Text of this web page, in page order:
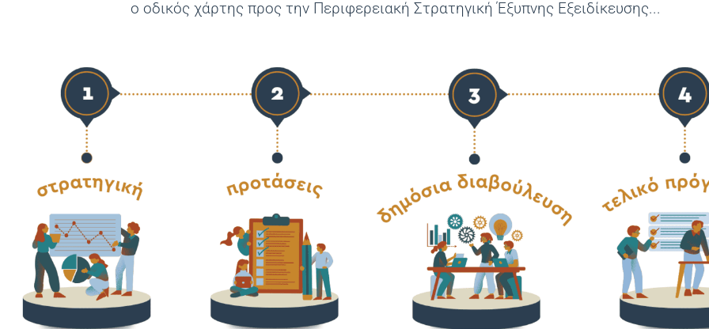
ο οδικός χάρτης προς την Περιφερειακή Στρατηγική Έξυπνης Εξειδίκευσης...